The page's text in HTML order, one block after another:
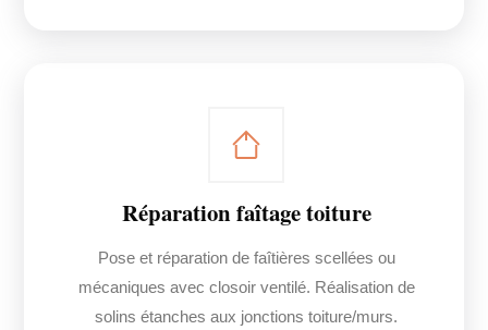
Réparation faîtage toiture
Pose et réparation de faîtières scellées ou
mécaniques avec closoir ventilé. Réalisation de
solins étanches aux jonctions toiture/murs.